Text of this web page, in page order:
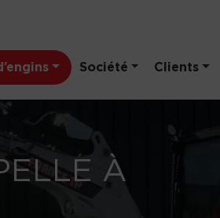
Société Clients
À